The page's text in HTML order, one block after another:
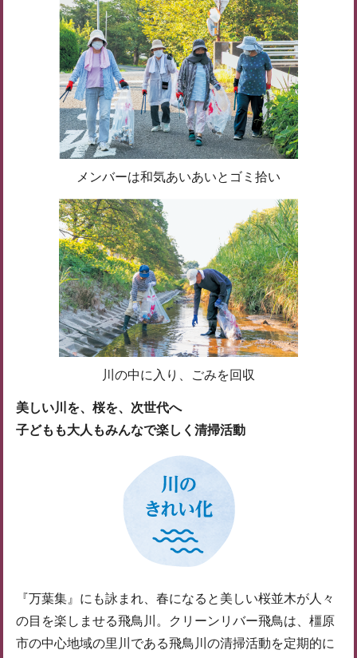
メンバーは和気あいあいとゴミ拾い
川の中に入り、ごみを回収
美しい川を、桜を、次世代へ
子どもも大人もみんなで楽しく清掃活動
『万葉集』にも詠まれ、春になると美しい桜並木が人々
の目を楽しませる飛鳥川。クリーンリバー飛鳥は、橿原
市の中心地域の里川である飛鳥川の清掃活動を定期的に